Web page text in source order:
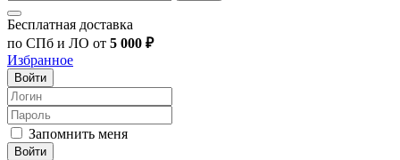
Бесплатная доставка
по СПб и ЛО от 5 000 ₽
Избранное
Войти
Запомнить меня
Войти